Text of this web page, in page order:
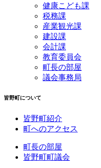
健康こども課
税務課
産業観光課
建設課
会計課
教育委員会
町長の部屋
議会事務局
皆野町について
皆野町紹介
町へのアクセス
町長の部屋
皆野町町議会